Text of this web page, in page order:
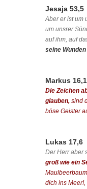
Jesaja 53,5
Aber er ist um
um unsrer
auf ihm, auf
seine
Markus
Die Zeichen
glauben, sind
böse Geister
Lukas 17,6
Der Herr aber
groß wie ein
dich ins Meer!,